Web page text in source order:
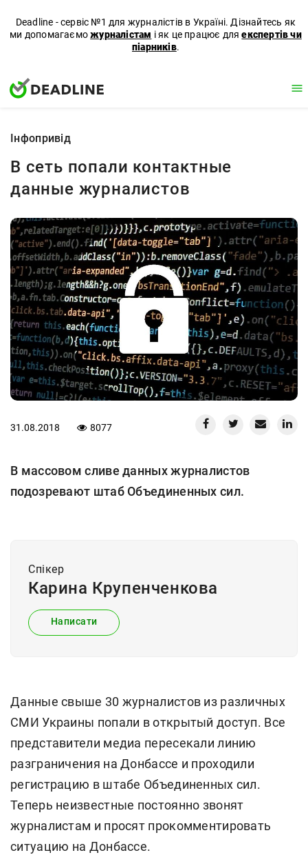
Deadline - сервіс №1 для журналістів в Україні. Дізнайтесь як
ми допомагаєможурналістам і як це працює дляекспертів чи
піарників.
Iнфопривід
В сеть попали контактные
данные журналистов
31.08.2018 8077
В массовом сливе данных журналистов
подозревают штаб Объединенных сил.
Спiкер
Карина Крупенченкова
Написати
Данные свыше 30 журналистов из различных
СМИ Украины попали в открытый доступ. Все
представители медиа пересекали линию
разграничения на Донбассе и проходили
регистрацию в штабе Объединенных сил.
Теперь неизвестные постоянно звонят
журналистам и просят прокомментировать
ситуацию на Донбассе.